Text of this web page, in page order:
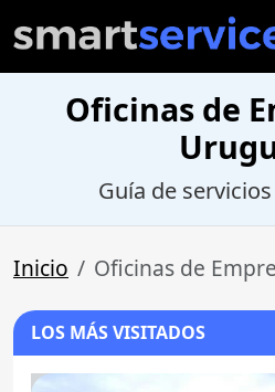
Oficinas de
Guía de
Inicio Oficinas de
LOS MÁS VISITADOS